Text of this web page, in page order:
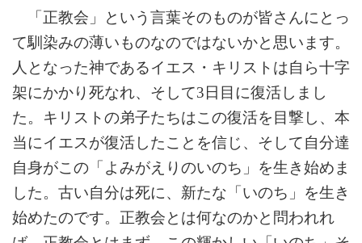
「正教会」という言葉そのものが皆さんにとっ
て馴染みの薄いものなのではないかと思います。
人と なった神であるイエス・キリストは自ら十字
架にかかり死なれ、そして3日目に復活しまし
た。キリストの弟子たちはこの復活を目撃し、本
当にイエスが復活したことを信じ、そして自分達
自身がこの「よみがえりのいのち」を生き始めま
した。古い自分は死に、新たな「いのち」を生き
始めたのです。正教会とは何なのかと問われれ